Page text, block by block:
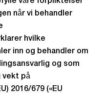
når vi behandler
hvilke
inn og behandler om
og som
vekt på
2016/679 («EU